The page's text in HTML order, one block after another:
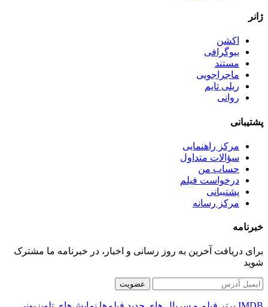
ژانر
اکشن
بیوگرافی
مستند
ماجراجویی
ریلی تایم
روانی
پشتیبانی
مرکز راهنمایی
سؤالات متداول
حساب من
درخواست فیلم
پشتیبانی
مرکز رسانه
خبرنامه
برای دریافت آخرین به روز رسانی و اخبار، در خبرنامه ما مشترک
شوید
عضویت